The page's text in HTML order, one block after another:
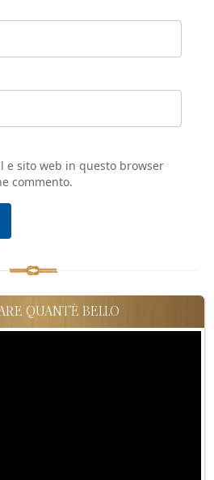
e sito web in questo browser
commento.
QUANT'È BELLO